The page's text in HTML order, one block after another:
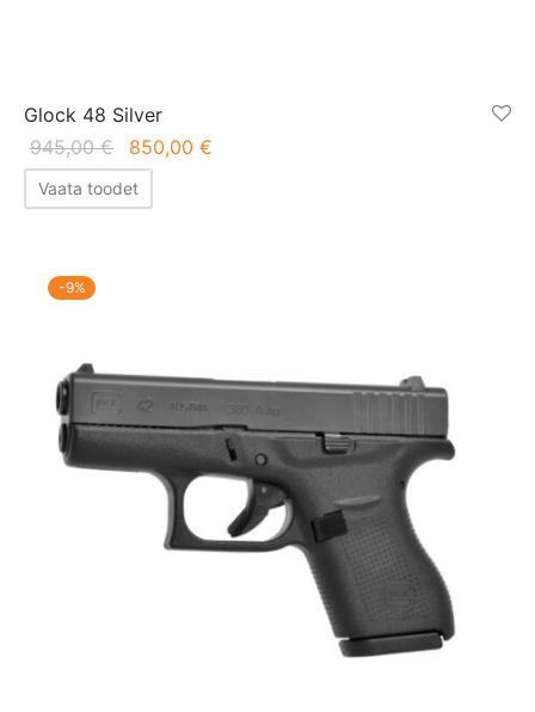
Glock 48 Silver
945,00€
Algne
hind oli:
945,00 €.
850,00 €
Vaata toodet
-9%